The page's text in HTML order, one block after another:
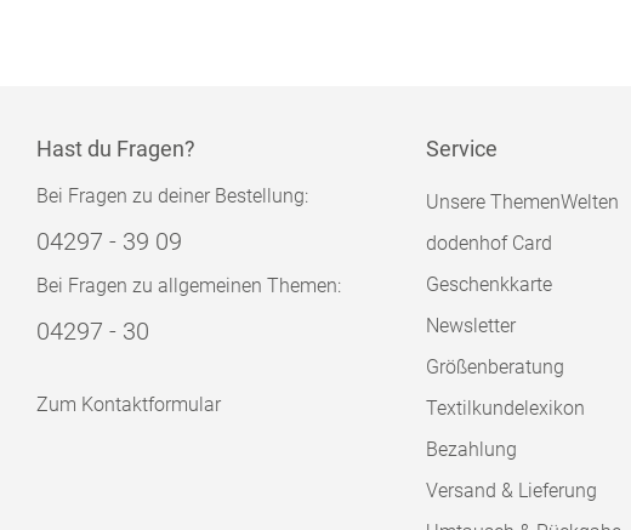
Hast du Fragen?
Bei Fragen zu deiner Bestellung:
04297 - 39 09
Bei Fragen zu allgemeinen Themen:
04297 - 30
Zum Kontaktformular
Service
Unsere ThemenWelten
dodenhof Card
Geschenkkarte
Newsletter
Größenberatung
Textilkundelexikon
Bezahlung
Versand & Lieferung